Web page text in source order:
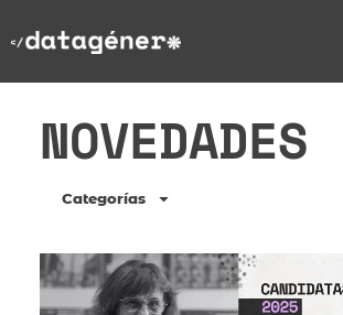
NOVEDADES
Categorías